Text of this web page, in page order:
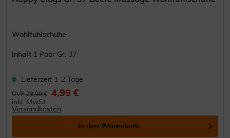
Wohlfühlschuhe
Inhalt 1 Paar Gr. 37 -
Lieferzeit 1-2 Tage
UVP 29,99 € 4,99 €
inkl. MwSt.
Versandkosten
In den Warenkorb